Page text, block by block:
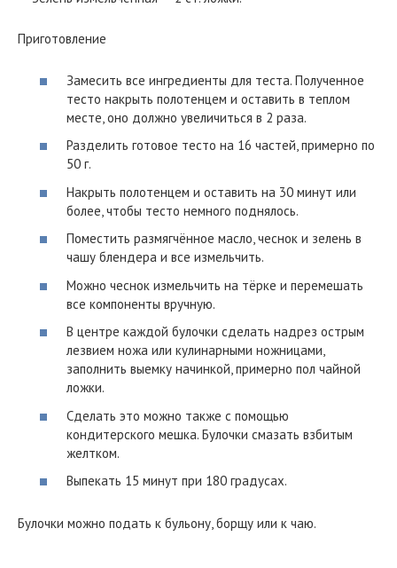
Приготовление
Замесить все ингредиенты для теста. Полученное
тесто накрыть полотенцем и оставить в теплом
месте, оно должно увеличиться в 2 раза.
Разделить готовое тесто на 16 частей, примерно по
50 г.
Накрыть полотенцем и оставить на 30 минут или
более, чтобы тесто немного поднялось.
Поместить размягчённое масло, чеснок и зелень в
чашу блендера и все измельчить.
Можно чеснок измельчить на тёрке и перемешать
все компоненты вручную.
В центре каждой булочки сделать надрез острым
лезвием ножа или кулинарными ножницами,
заполнить выемку начинкой, примерно пол чайной
ложки.
Сделать это можно также с помощью
кондитерского мешка. Булочки смазать взбитым
желтком.
Выпекать 15 минут при 180 градусах.
Булочки можно подать к бульону, борщу или к чаю.